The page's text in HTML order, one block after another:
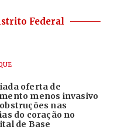
Federal
oferta de
menos invasivo
nas
do coração no
de Base